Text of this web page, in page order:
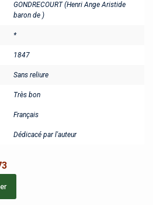
GONDRECOURT (Henri Ange Aristide
baron de )
*
1847
Sans reliure
Très bon
Français
Dédicacé par l'auteur